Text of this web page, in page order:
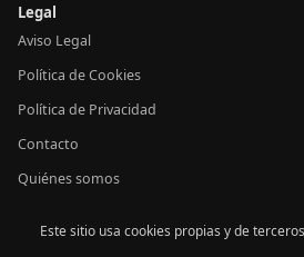
Legal
Aviso Legal
Política de Cookies
Política de Privacidad
Contacto
Quiénes somos
© 2026 Crónica
Este sitio usa cookies propias y de